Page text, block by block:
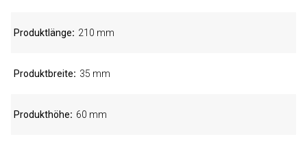
Produktlänge 210 mm
Produktbreite 35 mm
Produkthöhe 60 mm